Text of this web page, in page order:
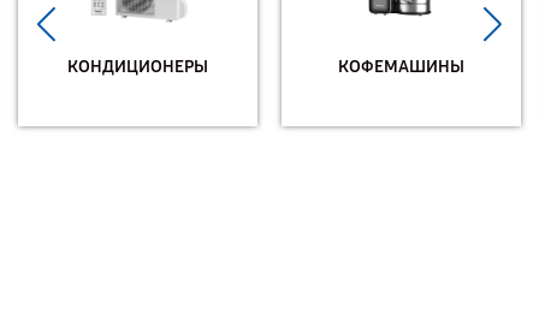
КОНДИЦИОНЕРЫ КОФЕМАШИНЫ